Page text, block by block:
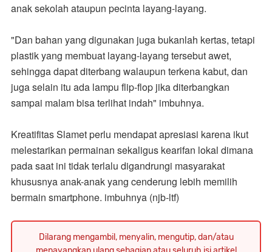
anak sekolah ataupun pecinta layang-layang.
"Dan bahan yang digunakan juga bukanlah kertas, tetapi
plastik yang membuat layang-layang tersebut awet,
sehingga dapat diterbang walaupun terkena kabut, dan
juga selain itu ada lampu flip-flop jika diterbangkan
sampai malam bisa terlihat indah" imbuhnya.
Kreatifitas Slamet perlu mendapat apresiasi karena ikut
melestarikan permainan sekaligus kearifan lokal dimana
pada saat ini tidak terlalu digandrungi masyarakat
khususnya anak-anak yang cenderung lebih memilih
bermain smartphone. imbuhnya (njb-ltf)
Dilarang mengambil, menyalin, mengutip, dan/atau